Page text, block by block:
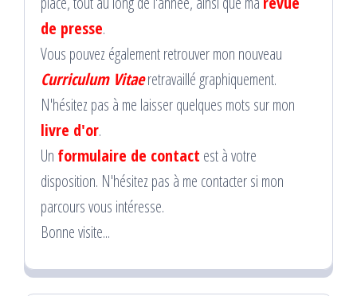
de presse.
Vous pouvez également retrouver mon nouveau
Curriculum Vitaeretravaillé graphiquement.
N'hésitez pas à me laisser quelques mots sur mon
livre d'or.
Un formulaire de contact est à votre
disposition. N'hésitez pas à me contacter si mon
parcours vous intéresse.
Bonne visite...